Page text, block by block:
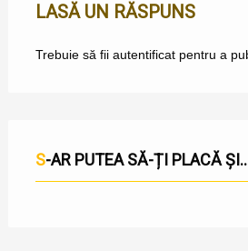
LASĂ UN RĂSPUNS
Trebuie să fii autentificatpentru a
S-AR PUTEA SĂ-ȚI PLACĂ